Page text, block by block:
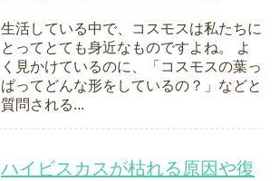
生活している中で、コスモスは私たちに
とってとても身近なものですよね。 よ
く見かけているのに、「コスモスの葉っ
ぱってどんな形をしているの？」などと
質問される...
ハイビスカスが枯れる原因や復